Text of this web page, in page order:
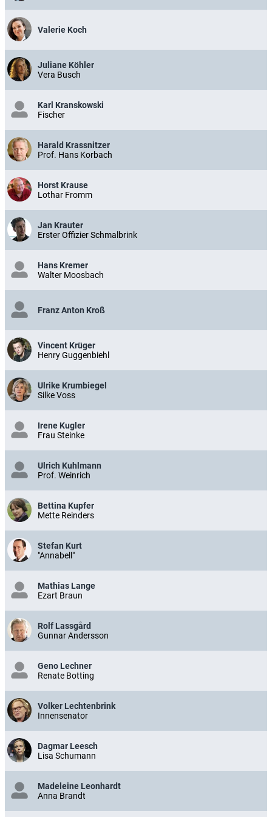
Valerie Koch
Juliane Köhler
Vera Busch
Karl Kranskowski
Fischer
Harald Krassnitzer
Prof. Hans Korbach
Horst Krause
Lothar Fromm
Jan Krauter
Erster Offizier Schmalbrink
Hans Kremer
Walter Moosbach
Franz Anton Kroß
Vincent Krüger
Henry Guggenbiehl
Ulrike Krumbiegel
Silke Voss
Irene Kugler
Frau Steinke
Ulrich Kuhlmann
Prof. Weinrich
Bettina Kupfer
Mette Reinders
Stefan Kurt
"Annabell"
Mathias Lange
Ezart Braun
Rolf Lassgård
Gunnar Andersson
Geno Lechner
Renate Botting
Volker Lechtenbrink
Innensenator
Dagmar Leesch
Lisa Schumann
Madeleine Leonhardt
Anna Brandt